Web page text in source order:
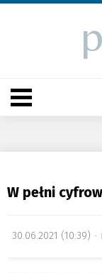
W pełni
30.06.2021 (10:39)